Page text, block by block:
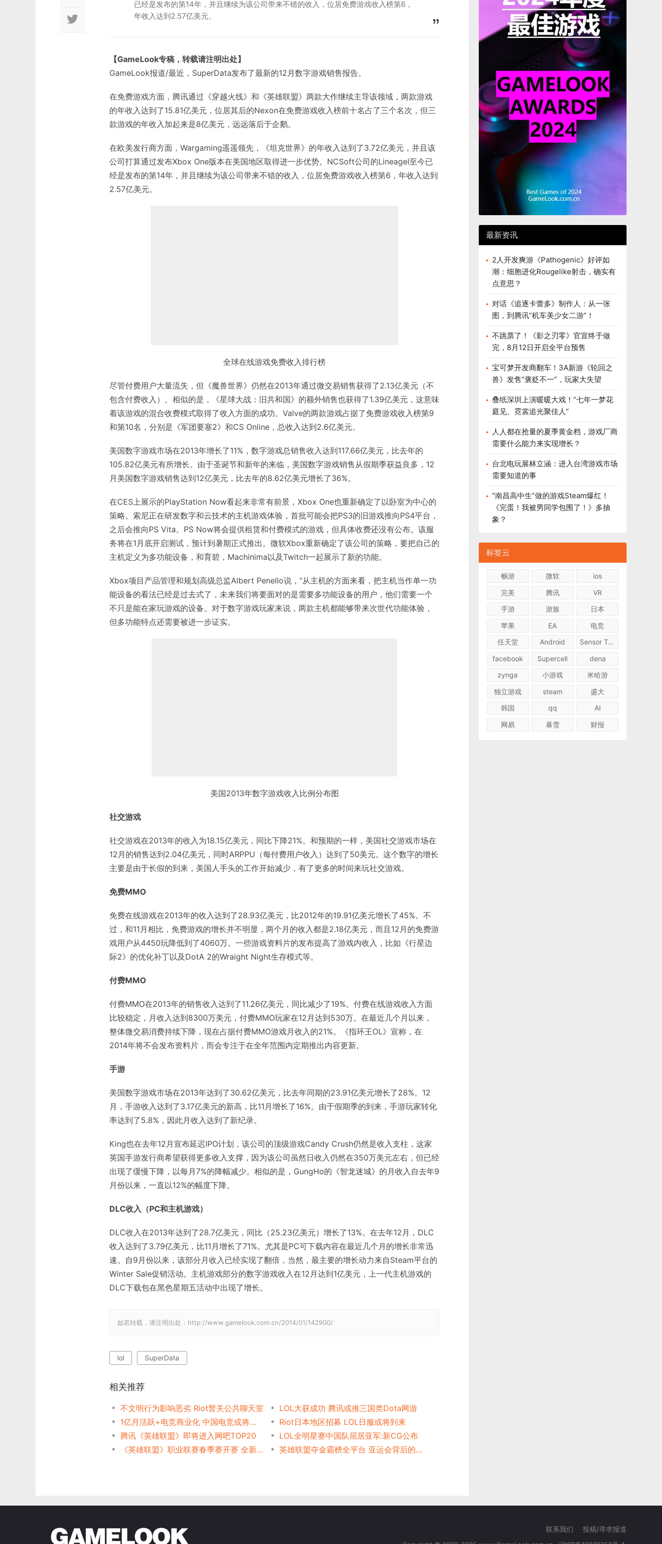
已经是发布的第14年，并且继续为该公司带来不错的收入，位居免费游戏收入榜第6，
年收入达到2.57亿美元。
【GameLook专稿，转载请注明出处】
GameLook报道/最近，SuperData发布了最新的12月数字游戏销售报告。
在免费游戏方面，腾讯通过《穿越火线》和《英雄联盟》两款大作继续主导该领域，两款游戏
的年收入达到了15.81亿美元，位居其后的Nexon在免费游戏收入榜前十名占了三个名次，但三
款游戏的年收入加起来是8亿美元，远远落后于企鹅。
在欧美发行商方面，Wargaming遥遥领先，《坦克世界》的年收入达到了3.72亿美元，并且该
公司打算通过发布Xbox One版本在美国地区取得进一步优势。NCSoft公司的LineageⅠ至今已
经是发布的第14年，并且继续为该公司带来不错的收入，位居免费游戏收入榜第6，年收入达到
2.57亿美元。
全球在线游戏免费收入排行榜
尽管付费用户大量流失，但《魔兽世界》仍然在2013年通过微交易销售获得了2.13亿美元（不
包含付费收入）。相似的是，《星球大战：旧共和国》的额外销售也获得了1.39亿美元，这意味
着该游戏的混合收费模式取得了收入方面的成功。Valve的两款游戏占据了免费游戏收入榜第9
和第10名，分别是《军团要塞2》和CS Online，总收入达到2.6亿美元。
美国数字游戏市场在2013年增长了11%，数字游戏总销售收入达到117.66亿美元，比去年的
105.82亿美元有所增长。由于圣诞节和新年的来临，美国数字游戏销售从假期季获益良多，12
月美国数字游戏销售达到12亿美元，比去年的8.62亿美元增长了36%。
在CES上展示的PlayStation Now看起来非常有前景，Xbox One也重新确定了以卧室为中心的
策略。索尼正在研发数字和云技术的主机游戏体验，首批可能会把PS3的旧游戏推向PS4平台，
之后会推向PS Vita。PS Now将会提供租赁和付费模式的游戏，但具体收费还没有公布。该服
务将在1月底开启测试，预计到暑期正式推出。微软Xbox重新确定了该公司的策略，要把自己的
主机定义为多功能设备，和育碧，Machinima以及Twitch一起展示了新的功能。
Xbox项目产品管理和规划高级总监Albert Penello说，“从主机的方面来看，把主机当作单一功
能设备的看法已经是过去式了，未来我们将要面对的是需要多功能设备的用户，他们需要一个
不只是能在家玩游戏的设备。对于数字游戏玩家来说，两款主机都能够带来次世代功能体验，
但多功能特点还需要被进一步证实。
美国2013年数字游戏收入比例分布图
社交游戏
社交游戏在2013年的收入为18.15亿美元，同比下降21%。和预期的一样，美国社交游戏市场在
12月的销售达到2.04亿美元，同时ARPPU（每付费用户收入）达到了50美元。这个数字的增长
主要是由于长假的到来，美国人手头的工作开始减少，有了更多的时间来玩社交游戏。
免费MMO
免费在线游戏在2013年的收入达到了28.93亿美元，比2012年的19.91亿美元增长了45%。不
过，和11月相比，免费游戏的增长并不明显，两个月的收入都是2.18亿美元，而且12月的免费游
戏用户从4450玩降低到了4060万。一些游戏资料片的发布提高了游戏内收入，比如《行星边
际2》的优化补丁以及DotA 2的Wraight Night生存模式等。
付费MMO
付费MMO在2013年的销售收入达到了11.26亿美元，同比减少了19%。付费在线游戏收入方面
比较稳定，月收入达到8300万美元，付费MMO玩家在12月达到530万。在最近几个月以来，
整体微交易消费持续下降，现在占据付费MMO游戏月收入的21%。《指环王OL》宣称，在
2014年将不会发布资料片，而会专注于在全年范围内定期推出内容更新。
手游
美国数字游戏市场在2013年达到了30.62亿美元，比去年同期的23.91亿美元增长了28%。12
月，手游收入达到了3.17亿美元的新高，比11月增长了16%。由于假期季的到来，手游玩家转化
率达到了5.8%，因此月收入达到了新纪录。
King也在去年12月宣布延迟IPO计划，该公司的顶级游戏Candy Crush仍然是收入支柱，这家
英国手游发行商希望获得更多收入支撑，因为该公司虽然日收入仍然在350万美元左右，但已经
出现了缓慢下降，以每月7%的降幅减少。相似的是，GungHo的《智龙迷城》的月收入自去年9
月份以来，一直以12%的幅度下降。
DLC收入（PC和主机游戏）
DLC收入在2013年达到了28.7亿美元，同比（25.23亿美元）增长了13%。在去年12月，DLC
收入达到了3.79亿美元，比11月增长了71%。尤其是PC可下载内容在最近几个月的增长非常迅
速。自9月份以来，该部分月收入已经实现了翻倍，当然，最主要的增长动力来自Steam平台的
Winter Sale促销活动。主机游戏部分的数字游戏收入在12月达到1亿美元，上一代主机游戏的
DLC下载包在黑色星期五活动中出现了增长。
如若转载，请注明出处：http://www.gamelook.com.cn/2014/01/142900/
lol SuperData
相关推荐
不文明行为影响恶劣 Riot暂关公共聊天室
LOL大获成功 腾讯或推三国类Dota网游
1亿月活跃+电竞商业化 中国电竞或将迎来新拐点
Riot日本地区招募 LOL日服或将到来
腾讯《英雄联盟》即将进入网吧TOP20
LOL全明星赛中国队屈居亚军:新CG公布
《英雄联盟》职业联赛春季赛开赛 全新品牌发布
英雄联盟夺金霸榜全平台 亚运会背后的电竞关键词
最新资讯
2人开发爽游《Pathogenic》好评如
潮：细胞进化Rougelike射击，确实有
点意思？
对话《追逐卡蕾多》制作人：从一张
图，到腾讯“机车美少女二游”！
不跳票了！《影之刃零》官宣终于做
完，8月12日开启全平台预售
宝可梦开发商翻车！3A新游《轮回之
兽》发售“褒贬不一”，玩家大失望
叠纸深圳上演暖暖大戏！“七年一梦花
庭见、霓裳追光聚佳人”
人人都在抢量的夏季黄金档，游戏厂商
需要什么能力来实现增长？
台北电玩展林立涵：进入台湾游戏市场
需要知道的事
“南昌高中生”做的游戏Steam爆红！
《完蛋！我被男同学包围了！》多抽
象？
标签云
畅游 微软
ios
完美
腾讯
VR
手游
游族
日本
苹果
EA
电竞
任天堂
Android
Sensor Tower
facebook
Supercell
dena
zynga
小游戏
米哈游
独立游戏
steam
盛大
韩国
qq
AI
网易
暴雪 财报
联系我们 投稿/寻求报道